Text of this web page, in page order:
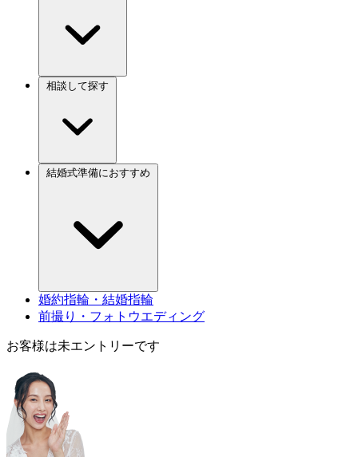
婚約指輪・結婚指輪
前撮り・フォトウエディング
お客様は未エントリーです